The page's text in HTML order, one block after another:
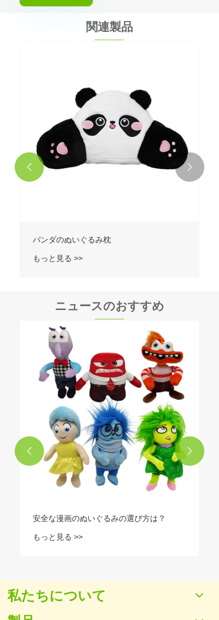
関連製品
パンダのぬいぐるみ枕
もっと見る >>
 
ニュースのおすすめ
安全な漫画のぬいぐるみの選び方は？
もっと見る >>
 
私たちについて